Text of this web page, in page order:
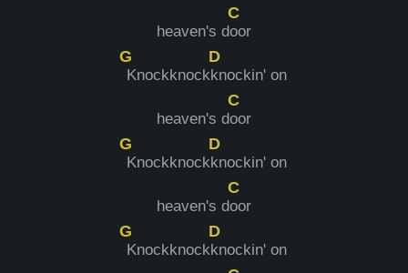
heaven's d
C
oor
G
Knockknock
D
knockin' on
heaven's d
C
oor
G
Knockknock
D
knockin' on
heaven's d
C
oor
G
Knockknock
D
knockin' on